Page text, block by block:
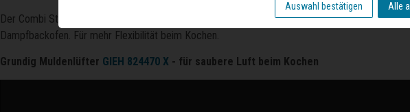
Der Combi Steam Ofen
verfügt über einen Dampfgarer, einen
Dampfbackofen. Für mehr Flexibilität beim Kochen.
Grundig Muldenlüfter GIEH 824470 X - für saubere Luft beim Kochen
Auswahl bestätigen Alle